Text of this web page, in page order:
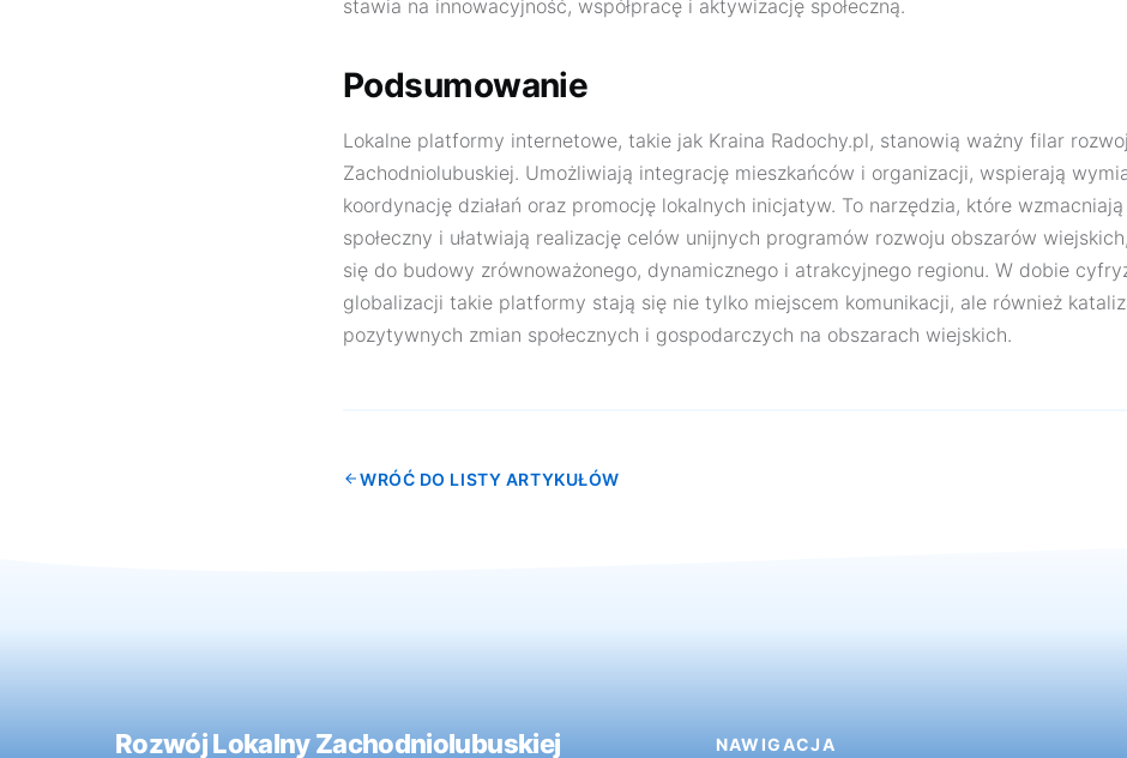
stawia na innowacyjność, współpracę i aktywizację społeczną.
Podsumowanie
Lokalne platformy internetowe, takie jak Kraina Radochy.pl, stanowią ważny filar
Zachodniolubuskiej. Umożliwiają integrację mieszkańców i organizacji, wspierają
koordynację działań oraz promocję lokalnych inicjatyw. To narzędzia, które wzmacniają
społeczny i ułatwiają realizację celów unijnych programów rozwoju obszarów
się do budowy zrównoważonego, dynamicznego i atrakcyjnego regionu. W dobie
globalizacji takie platformy stają się nie tylko miejscem komunikacji, ale również
pozytywnych zmian społecznych i gospodarczych na obszarach wiejskich.
WRÓĆ DO LISTY ARTYKUŁÓW
Rozwój Lokalny Zachodniolubuskiej NAWIGACJA